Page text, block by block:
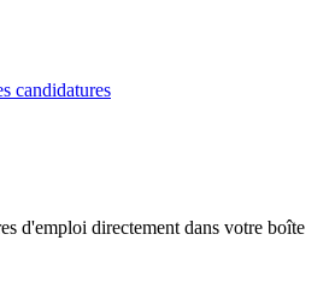
candidatures
d'emploi directement dans votre boîte